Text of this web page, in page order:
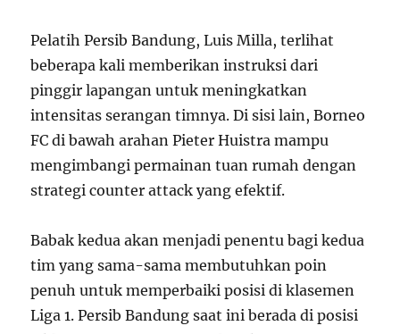
Pelatih Persib Bandung, Luis Milla, terlihat
beberapa kali memberikan instruksi dari
pinggir lapangan untuk meningkatkan
intensitas serangan timnya. Di sisi lain, Borneo
FC di bawah arahan Pieter Huistra mampu
mengimbangi permainan tuan rumah dengan
strategi counter attack yang efektif.
Babak kedua akan menjadi penentu bagi kedua
tim yang sama-sama membutuhkan poin
penuh untuk memperbaiki posisi di klasemen
Liga 1. Persib Bandung saat ini berada di posisi